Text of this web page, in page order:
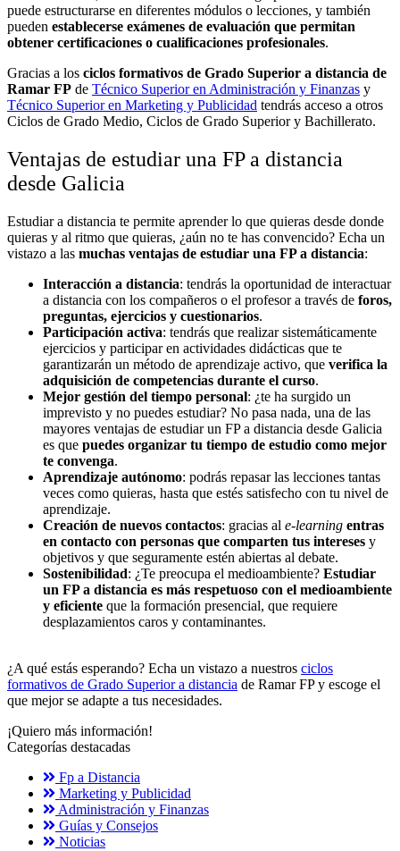
puede estructurarse en diferentes módulos o lecciones, y también
pueden establecerse exámenes de evaluación que permitan
obtener certificaciones o cualificaciones profesionales.
Gracias a los ciclos formativos de Grado Superior a distancia de
Ramar FP de Técnico Superior en Administración y Finanzas y
Técnico Superior en Marketing y Publicidad tendrás acceso a otros
Ciclos de Grado Medio, Ciclos de Grado Superior y Bachillerato.
Ventajas de estudiar una FP a distancia
desde Galicia
Estudiar a distancia te permite aprender lo que quieras desde donde
quieras y al ritmo que quieras, ¿aún no te has convencido? Echa un
vistazo a las muchas ventajas de estudiar una FP a distancia:
Interacción a distancia: tendrás la oportunidad de interactuar
a distancia con los compañeros o el profesor a través de foros,
preguntas, ejercicios y cuestionarios.
Participación activa: tendrás que realizar sistemáticamente
ejercicios y participar en actividades didácticas que te
garantizarán un método de aprendizaje activo, que verifica la
adquisición de competencias durante el curso.
Mejor gestión del tiempo personal: ¿te ha surgido un
imprevisto y no puedes estudiar? No pasa nada, una de las
mayores ventajas de estudiar un FP a distancia desde Galicia
es que puedes organizar tu tiempo de estudio como mejor
te convenga.
Aprendizaje autónomo: podrás repasar las lecciones tantas
veces como quieras, hasta que estés satisfecho con tu nivel de
aprendizaje.
Creación de nuevos contactos: gracias al e-learning entras
en contacto con personas que comparten tus intereses y
objetivos y que seguramente estén abiertas al debate.
Sostenibilidad: ¿Te preocupa el medioambiente? Estudiar
un FP a distancia es más respetuoso con el medioambiente
y eficiente que la formación presencial, que requiere
desplazamientos caros y contaminantes.
¿A qué estás esperando? Echa un vistazo a nuestros ciclos
formativos de Grado Superior a distancia de Ramar FP y escoge el
que mejor se adapte a tus necesidades.
¡Quiero más información!
Categorías destacadas
Fp a Distancia
Marketing y Publicidad
Administración y Finanzas
Guías y Consejos
Noticias